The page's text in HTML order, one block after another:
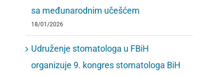
sa međunarodnim učešćem
18/01/2026
Udruženje stomatologa u FBiH
organizuje 9. kongres stomatologa BiH